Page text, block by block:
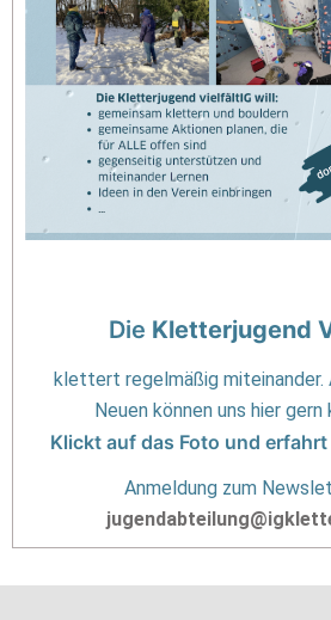
Die Kletterjugend
klettert regelmäßig
Neuen können uns hier gern
Klickt auf das Foto und
Anmeldung zum